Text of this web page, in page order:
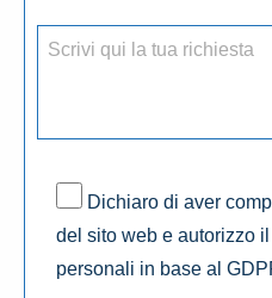
Dichiaro di aver
del sito web e autorizzo
personali in base al